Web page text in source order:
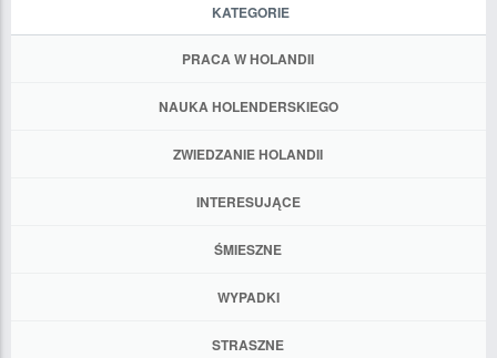
KATEGORIE
PRACA W HOLANDII
NAUKA HOLENDERSKIEGO
ZWIEDZANIE HOLANDII
INTERESUJĄCE
ŚMIESZNE
WYPADKI
STRASZNE